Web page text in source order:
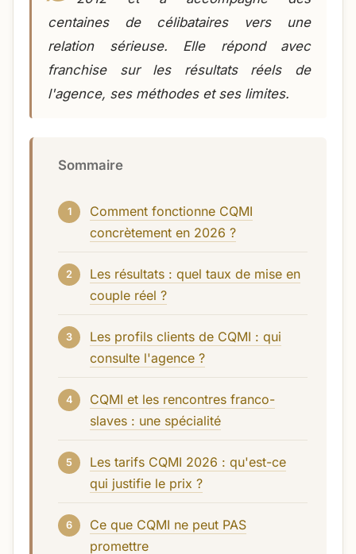
centaines de célibataires vers une
relation sérieuse. Elle répond avec
franchise sur les résultats réels de
l'agence, ses méthodes et ses limites.
Sommaire
Comment fonctionne CQMI
concrètement en 2026 ?
Les résultats : quel taux de mise en
couple réel ?
Les profils clients de CQMI : qui
consulte l'agence ?
CQMI et les rencontres franco-
slaves : une spécialité
Les tarifs CQMI 2026 : qu'est-ce
qui justifie le prix ?
Ce que CQMI ne peut PAS
promettre